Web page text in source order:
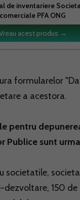
de inventariere
comerciale PFA ONG
acest produs →
formularelor
a acestora.
pentru
Publice sunt
societatile,
dezvoltare, 150